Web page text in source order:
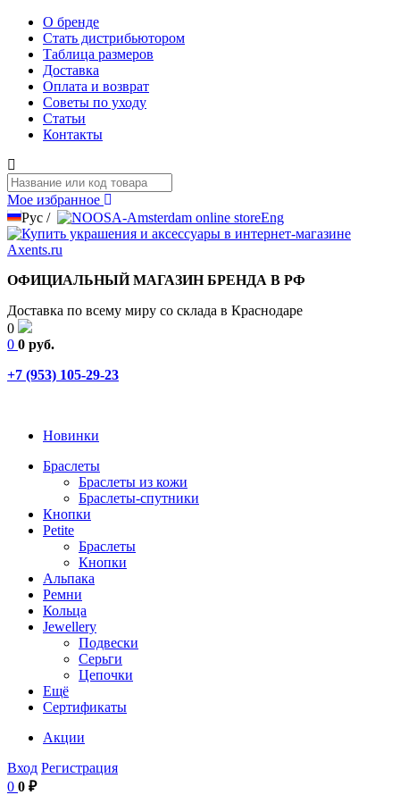
О бренде
Стать дистрибьютором
Таблица размеров
Доставка
Оплата и возврат
Советы по уходу
Статьи
Контакты
Мое избранное
Рус / Eng
ОФИЦИАЛЬНЫЙ МАГАЗИН БРЕНДА В РФ
Доставка по всему миру со склада в Краснодаре
0
0 0 руб.
+7 (953) 105-29-23
Новинки
Браслеты
Браслеты из кожи
Браслеты-спутники
Кнопки
Petite
Браслеты
Кнопки
Альпака
Ремни
Кольца
Jewellery
Подвески
Серьги
Цепочки
Ещё
Сертификаты
Акции
Вход Регистрация
0 0 ₽